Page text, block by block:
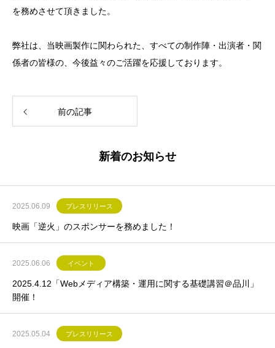
を務めさせて頂きました。
弊社は、当映画製作に関わられた、すべての制作陣・出演者・関
係者の皆様の、今後益々のご活躍を応援しております。
前の記事
新着のお知らせ
2025.06.09 プレスリリース
映画「逆火」のスポンサーを務めました！
2025.06.06 イベント
2025.4.12「Webメディア構築・運用に関する基礎講習＠品川」
開催！
2025.05.04 プレスリリース